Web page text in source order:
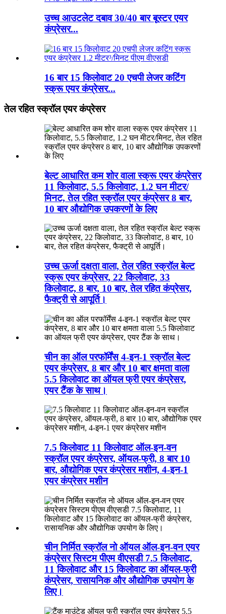
उच्च आउटलेट दबाव 30/40 बार बूस्टर एयर
कंप्रेसर...
16 बार 15 किलोवाट 20 एचपी लेजर कटिंग
स्क्रू एयर कंप्रेसर...
तेल रहित स्क्रॉल एयर कंप्रेसर
बेल्ट आधारित कम शोर वाला स्क्रू एयर कंप्रेसर
11 किलोवाट, 5.5 किलोवाट, 1.2 घन मीटर/
मिनट, तेल रहित स्क्रॉल एयर कंप्रेसर 8 बार,
10 बार औद्योगिक उपकरणों के लिए
उच्च ऊर्जा दक्षता वाला, तेल रहित स्क्रॉल बेल्ट
स्क्रू एयर कंप्रेसर, 22 किलोवाट, 33
किलोवाट, 8 बार, 10 बार, तेल रहित कंप्रेसर,
फैक्ट्री से आपूर्ति।
चीन का ऑल परफॉर्मेंस 4-इन-1 स्क्रॉल बेल्ट
एयर कंप्रेसर, 8 बार और 10 बार क्षमता वाला
5.5 किलोवाट का ऑयल फ्री एयर कंप्रेसर,
एयर टैंक के साथ।
7.5 किलोवाट 11 किलोवाट ऑल-इन-वन
स्क्रॉल एयर कंप्रेसर, ऑयल-फ्री, 8 बार 10
बार, औद्योगिक एयर कंप्रेसर मशीन, 4-इन-1
एयर कंप्रेसर मशीन
चीन निर्मित स्क्रॉल नो ऑयल ऑल-इन-वन एयर
कंप्रेसर सिस्टम पीएम वीएसडी 7.5 किलोवाट,
11 किलोवाट और 15 किलोवाट का ऑयल-फ्री
कंप्रेसर, रासायनिक और औद्योगिक उपयोग के
लिए।